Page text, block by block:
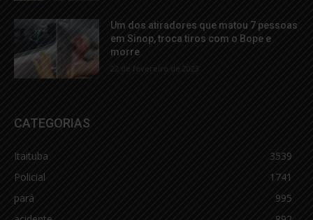
Um dos atiradores que matou 7 pessoas
em Sinop, troca tiros com o Bope e
morre
22 de fevereiro de 2023
CATEGORIAS
Itaituba
3539
Policial
1741
pará
995